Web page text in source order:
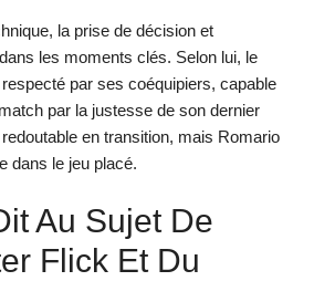
la prise de décision et
les moments clés. Selon lui, le
par ses coéquipiers, capable
par la justesse de son dernier
en transition, mais Romario
dans le jeu placé.
Au Sujet De
Flick Et Du